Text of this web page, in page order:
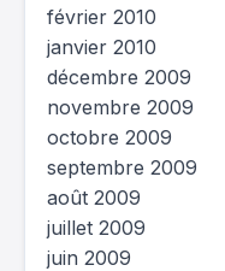
février 2010
janvier 2010
décembre 2009
novembre 2009
octobre 2009
septembre 2009
août 2009
juillet 2009
juin 2009